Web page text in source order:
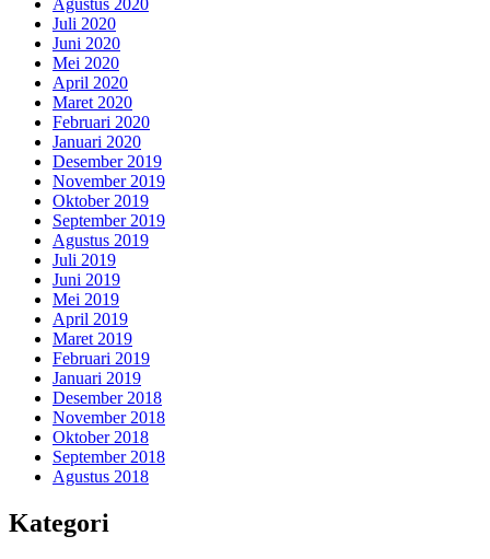
Agustus 2020
Juli 2020
Juni 2020
Mei 2020
April 2020
Maret 2020
Februari 2020
Januari 2020
Desember 2019
November 2019
Oktober 2019
September 2019
Agustus 2019
Juli 2019
Juni 2019
Mei 2019
April 2019
Maret 2019
Februari 2019
Januari 2019
Desember 2018
November 2018
Oktober 2018
September 2018
Agustus 2018
Kategori